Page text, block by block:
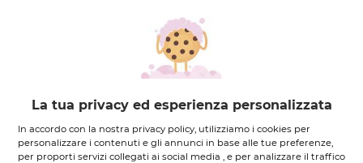
-24%
La tua privacy ed esperienza personalizzata
In accordo con la nostra privacy policy, utilizziamo i cookies per
personalizzare i contenuti e gli annunci in base alle tue preferenze,
per proporti servizi collegati ai social media , e per analizzare il traffico